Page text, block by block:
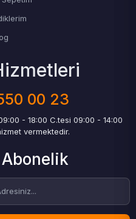
00 23
- 18:00 C.tesi 09:00 - 14:00
vermektedir.